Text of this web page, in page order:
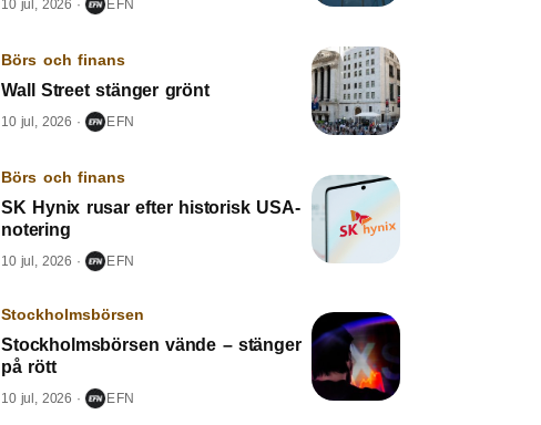
10 jul, 2026 EFN
Börs och finans
Wall Street stänger grönt
10 jul, 2026 EFN
Börs och finans
SK Hynix rusar efter historisk USA-
notering
10 jul, 2026 EFN
Stockholmsbörsen
Stockholmsbörsen vände – stänger
på rött
10 jul, 2026 EFN